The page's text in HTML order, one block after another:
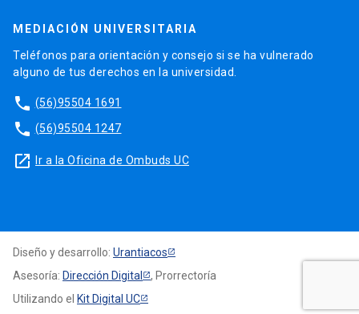
MEDIACIÓN UNIVERSITARIA
Teléfonos para orientación y consejo si se ha vulnerado
alguno de tus derechos en la universidad.
phone (56)95504 1691
phone (56)95504 1247
launch Ir a la Oficina de Ombuds UC
Diseño y desarrollo: Urantiacos
Asesoría: Dirección Digital
, Prorrectoría
Utilizando el Kit Digital UC